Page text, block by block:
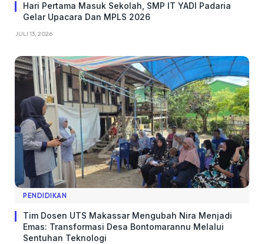
Hari Pertama Masuk Sekolah, SMP IT YADI Padaria
Gelar Upacara Dan MPLS 2026
JULI 13, 2026
PENDIDIKAN
Tim Dosen UTS Makassar Mengubah Nira Menjadi
Emas: Transformasi Desa Bontomarannu Melalui
Sentuhan Teknologi